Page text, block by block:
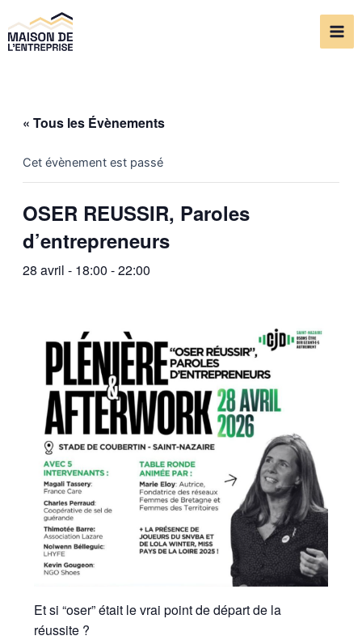
au
contenu
« Tous les Évènements
Cet évènement est passé
OSER REUSSIR, Paroles
d’entrepreneurs
28 avril - 18:00 -22:00
Et si “oser” était le vrai point de départ de la
réussite ?